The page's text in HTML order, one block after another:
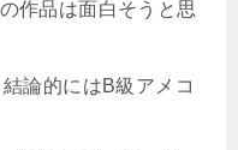
作品は面白そうと思
論的にはB級アメコ